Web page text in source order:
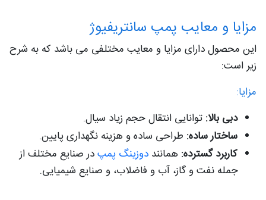
مزایا و معایب پمپ سانتریفیوژ
این محصول دارای مزایا و معایب مختلفی می باشد که به شرح
زیر است:
مزایا:
دبی بالا: توانایی انتقال حجم زیاد سیال.
ساختار ساده: طراحی ساده و هزینه نگهداری پایین.
کاربرد گسترده: همانند دوزینگ پمپدر صنایع مختلف از
جمله نفت و گاز، آب و فاضلاب، و صنایع شیمیایی.